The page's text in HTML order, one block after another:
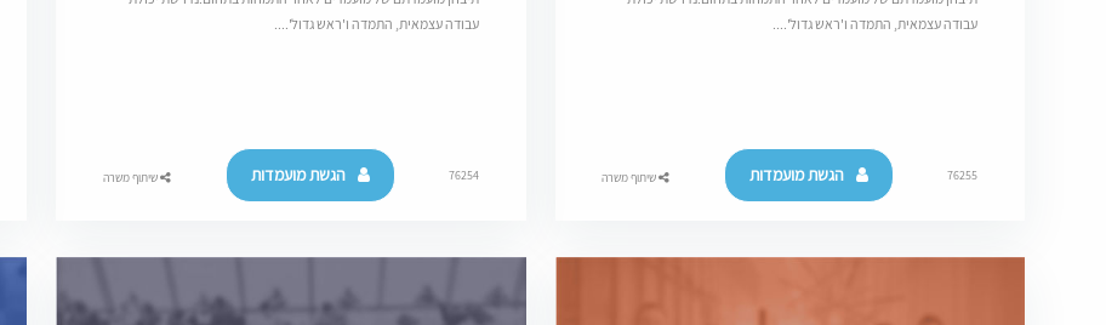
עבודה עצמאית, התמדה ו'ראש גדול'....
76255 הגשת מועמדות שיתוף משרה
עבודה עצמאית, התמדה ו'ראש גדול'....
76254 הגשת מועמדות שיתוף משרה